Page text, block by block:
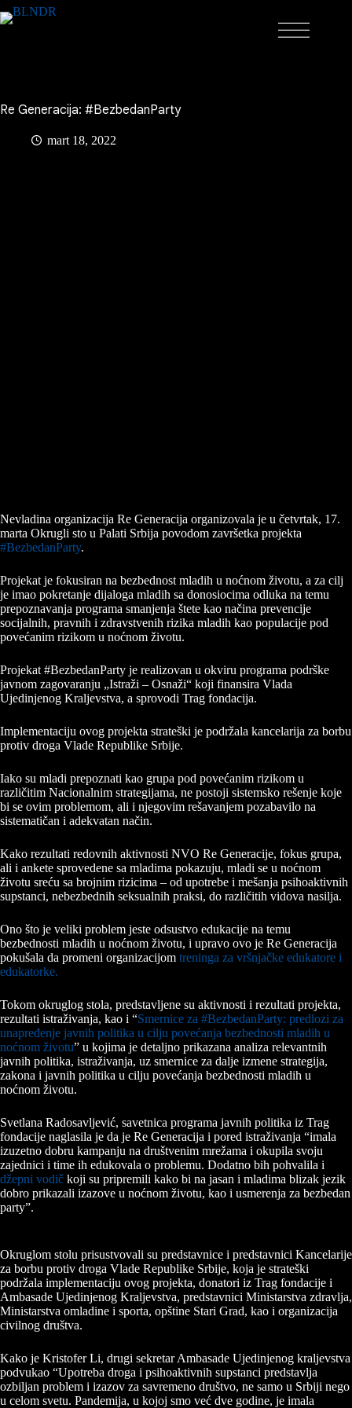
Skip
to
Re Generacija: #BezbedanParty
mart 18, 2022
Nevladina organizacija Re Generacija organizovala je u četvrtak, 17.
marta Okrugli sto u Palati Srbija povodom završetka projekta
#BezbedanParty.
Projekat je fokusiran na bezbednost mladih u noćnom životu, a za cilj
je imao pokretanje dijaloga mladih sa donosiocima odluka na temu
prepoznavanja programa smanjenja štete kao načina prevencije
socijalnih, pravnih i zdravstvenih rizika mladih kao populacije pod
povećanim rizikom u noćnom životu.
Projekat #BezbedanParty je realizovan u okviru programa podrške
javnom zagovaranju „Istraži – Osnaži“ koji finansira Vlada
Ujedinjenog Kraljevstva, a sprovodi Trag fondacija.
Implementaciju ovog projekta strateški je podržala kancelarija za borbu
protiv droga Vlade Republike Srbije.
Iako su mladi prepoznati kao grupa pod povećanim rizikom u
različitim Nacionalnim strategijama, ne postoji sistemsko rešenje koje
bi se ovim problemom, ali i njegovim rešavanjem pozabavilo na
sistematičan i adekvatan način.
Kako rezultati redovnih aktivnosti NVO Re Generacije, fokus grupa,
ali i ankete sprovedene sa mladima pokazuju, mladi se u noćnom
životu sreću sa brojnim rizicima – od upotrebe i mešanja psihoaktivnih
supstanci, nebezbednih seksualnih praksi, do različitih vidova nasilja.
Ono što je veliki problem jeste odsustvo edukacije na temu
bezbednosti mladih u noćnom životu, i upravo ovo je Re Generacija
pokušala da promeni organizacijom treninga za vršnjačke edukatore i
edukatorke.
Tokom okruglog stola, predstavljene su aktivnosti i rezultati projekta,
rezultati istraživanja, kao i “Smernice za #BezbedanParty: predlozi za
unapređenje javnih politika u cilju povećanja bezbednosti mladih u
noćnom životu” u kojima je detaljno prikazana analiza relevantnih
javnih politika, istraživanja, uz smernice za dalje izmene strategija,
zakona i javnih politika u cilju povećanja bezbednosti mladih u
noćnom životu.
Svetlana Radosavljević, savetnica programa javnih politika iz Trag
fondacije naglasila je da je Re Generacija i pored istraživanja “imala
izuzetno dobru kampanju na društvenim mrežama i okupila svoju
zajednici i time ih edukovala o problemu. Dodatno bih pohvalila i
džepni vodič koji su pripremili kako bi na jasan i mladima blizak jezik
dobro prikazali izazove u noćnom životu, kao i usmerenja za bezbedan
party”.
Okruglom stolu prisustvovali su predstavnice i predstavnici Kancelarije
za borbu protiv droga Vlade Republike Srbije, koja je strateški
podržala implementaciju ovog projekta, donatori iz Trag fondacije i
Ambasade Ujedinjenog Kraljevstva, predstavnici Ministarstva zdravlja,
Ministarstva omladine i sporta, opštine Stari Grad, kao i organizacija
civilnog društva.
Kako je Kristofer Li, drugi sekretar Ambasade Ujedinjenog kraljevstva
podvukao “Upotreba droga i psihoaktivnih supstanci predstavlja
ozbiljan problem i izazov za savremeno društvo, ne samo u Srbiji nego
u celom svetu. Pandemija, u kojoj smo već dve godine, je imala